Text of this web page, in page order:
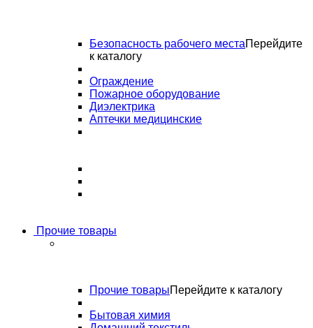
Безопасность рабочего местаПерейдите
к каталогу
Ограждение
Пожарное оборудование
Диэлектрика
Аптечки медицинские
Прочие товары
Прочие товарыПерейдите к каталогу
Бытовая химия